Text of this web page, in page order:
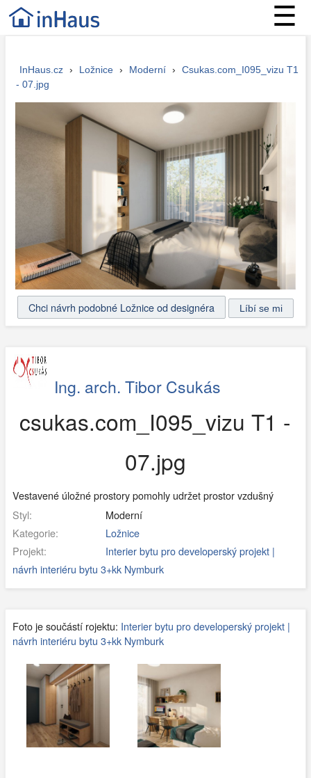
☰
InHaus.cz › Ložnice › Moderní ›
Csukas.com_I095_vizu T1
- 07.jpg
Chci návrh podobné Ložnice od designéra
Ing. arch. Tibor Csukás
csukas.com_I095_vizu T1 -
07.jpg
Vestavené úložné prostory pomohly udržet prostor vzdušný
Styl:
Moderní
Kategorie:
Ložnice
Projekt:
Interier bytu pro developerský projekt |
návrh interiéru bytu 3+kk Nymburk
Foto je součástí rojektu: Interier bytu pro developerský projekt |
návrh interiéru bytu 3+kk Nymburk